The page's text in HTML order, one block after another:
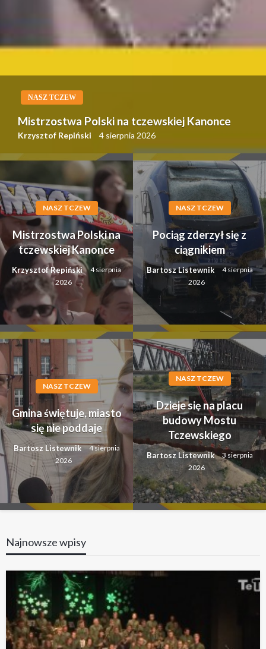
NASZ TCZEW
Mistrzostwa Polski na tczewskiej Kanonce
Krzysztof Repiński 4 sierpnia 2026
NASZ TCZEW
Mistrzostwa Polski na
tczewskiej Kanonce
Krzysztof Repiński
4 sierpnia
2026
NASZ TCZEW
Pociąg zderzył się z
ciągnikiem
Bartosz Listewnik
4 sierpnia
2026
NASZ TCZEW
Gmina świętuje, miasto
się nie poddaje
Bartosz Listewnik
4 sierpnia
2026
NASZ TCZEW
Dzieje się na placu
budowy Mostu
Tczewskiego
Bartosz Listewnik
3 sierpnia
2026
Najnowsze wpisy